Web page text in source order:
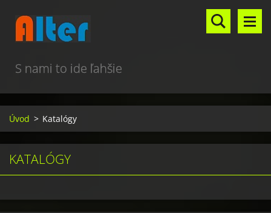
S nami to ide ľahšie
Úvod > Katalógy
KATALÓGY